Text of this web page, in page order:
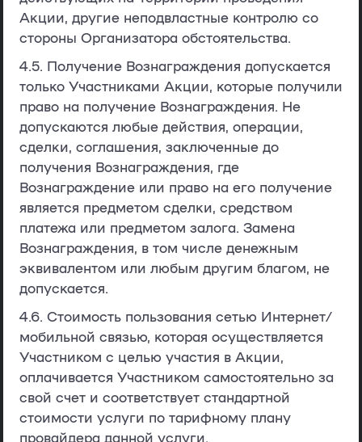
Акции, другие неподвластные контролю со
стороны Организатора обстоятельства.
4.5. Получение Вознаграждения допускается
только Участниками Акции, которые получили
право на получение Вознаграждения. Не
допускаются любые действия, операции,
сделки, соглашения, заключенные до
получения Вознаграждения, где
Вознаграждение или право на его получение
является предметом сделки, средством
платежа или предметом залога. Замена
Вознаграждения, в том числе денежным
эквивалентом или любым другим благом, не
допускается.
4.6. Стоимость пользования сетью Интернет/
мобильной связью, которая осуществляется
Участником с целью участия в Акции,
оплачивается Участником самостоятельно за
свой счет и соответствует стандартной
стоимости услуги по тарифному плану
провайдера данной услуги.